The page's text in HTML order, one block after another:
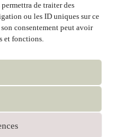
de traiter des
ou les ID uniques sur ce
consentement peut avoir
et fonctions.